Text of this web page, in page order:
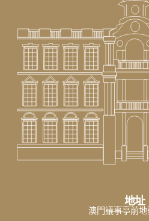
地址
澳門議事亭前地